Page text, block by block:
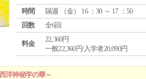
時間
隔週 （金） 16 ：30 ～ 17 ：50
回数
全6回
料金
22,360円
一般22,360円/入学者20,090円
洋神秘学の華～